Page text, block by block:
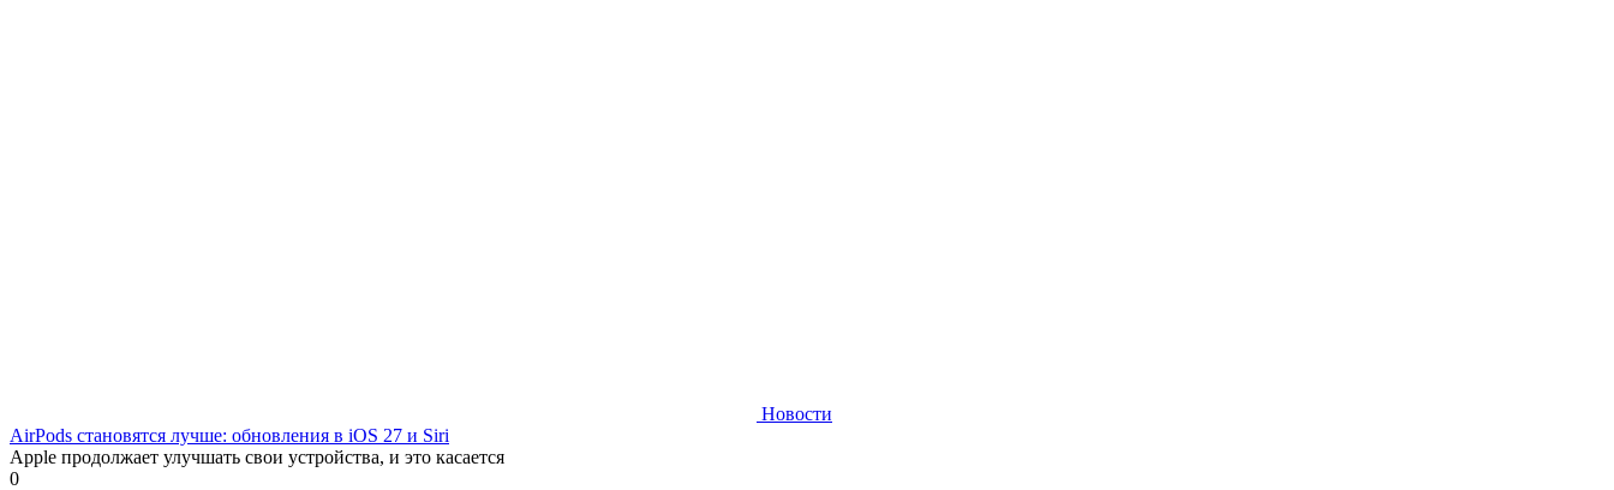
Новости
AirPods становятся лучше: обновления в iOS 27 и Siri
Apple продолжает улучшать свои устройства, и это касается
0